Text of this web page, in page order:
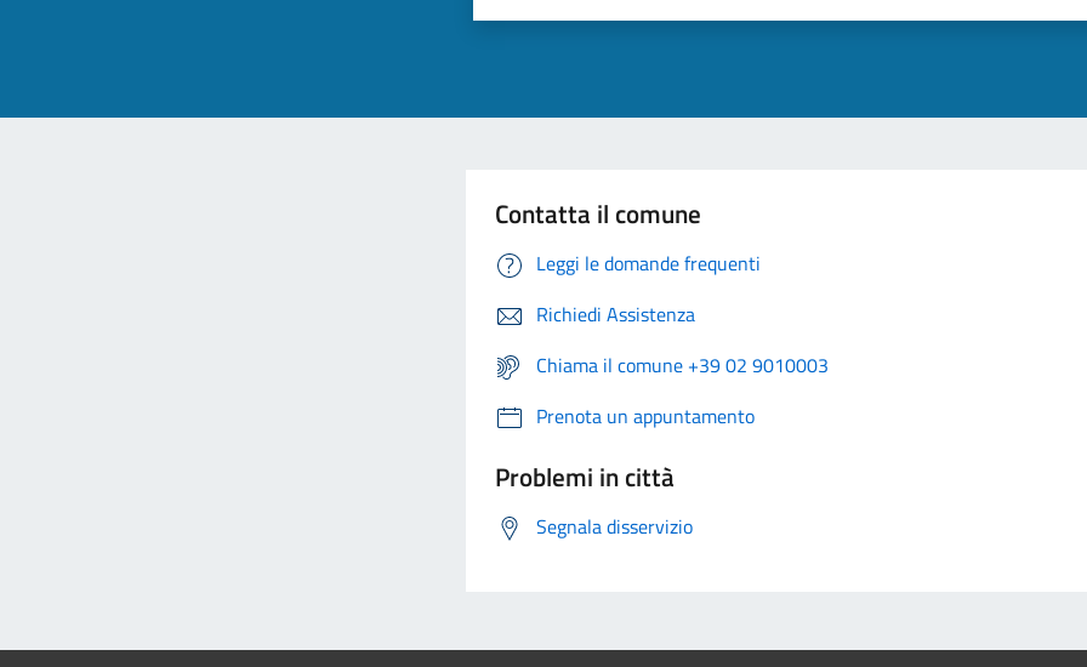
Contatta il comune
Leggi le domande frequenti
Richiedi Assistenza
Chiama il comune +39 02 9010003
Prenota un appuntamento
Problemi in città
Segnala disservizio